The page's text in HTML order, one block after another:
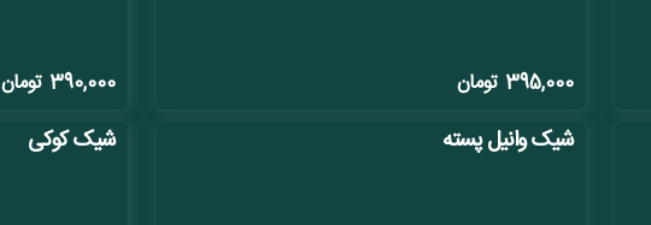
395,000 تومان 390,000 تومان
شیک وانیل پسته شیک کوکی